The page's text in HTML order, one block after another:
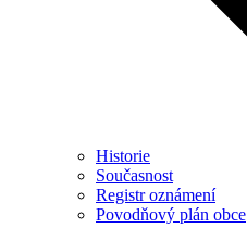
Historie
Současnost
Registr oznámení
Povodňový plán obce